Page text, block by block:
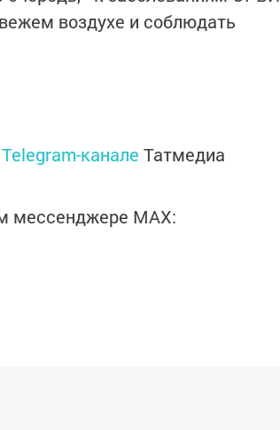
воздухе и соблюдать
Telegram-канале Татмедиа
мессенджере MАХ: